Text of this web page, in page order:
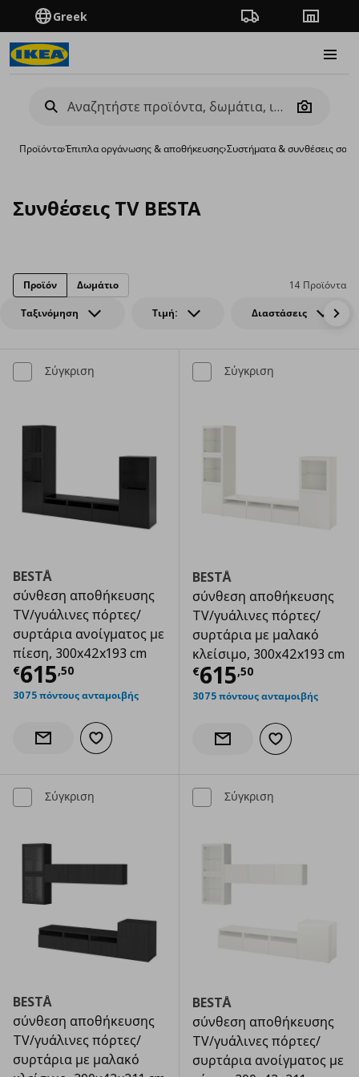
Greek Πορεία παραγγελίας
Camera
Προϊόντα›Έπιπλα οργάνωσης & αποθήκευσης›Συστήματα & συνθέσεις
Συνθέσεις TV BESTA
Ταξινόμηση Τιμή: Διαστάσεις
14 Προϊόντα
Προϊόν Δωμάτιο
Σύγκριση
BESTÅ
σύνθεση αποθήκευσης
TV/γυάλινες πόρτες/
συρτάρια ανοίγματος με
πίεση, 300x42x193 cm
€615,50
Τρέχουσα τιμή € 615,50
3075 πόντους ανταμοιβής
Ενημέρωση διαθεσιμότητας
Προσθήκη στα αγαπημένα
Σύγκριση
BESTÅ
σύνθεση αποθήκευσης
TV/γυάλινες πόρτες/
συρτάρια με μαλακό
κλείσιμο, 300x42x193 cm
€615,50
Τρέχουσα
3075 πόντους ανταμοιβής
Ενημέρωση διαθεσιμότητας
Προσθήκη στα
Σύγκριση
BESTÅ
σύνθεση αποθήκευσης
TV/γυάλινες πόρτες/
συρτάρια με μαλακό
Σύγκριση
BESTÅ
σύνθεση αποθήκευσης
TV/γυάλινες πόρτες/
συρτάρια ανοίγματος με